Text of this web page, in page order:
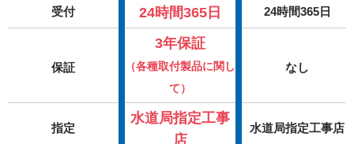
受付 24時間365日 24時間365日
保証
3年保証
（各種取付製品に関し
て）
なし
指定
水道局指定工事
店
水道局指定工事店